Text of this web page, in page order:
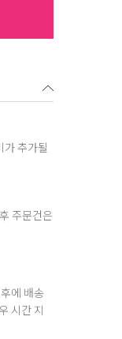
가 추가될
주문건은
에 배송
시간 지